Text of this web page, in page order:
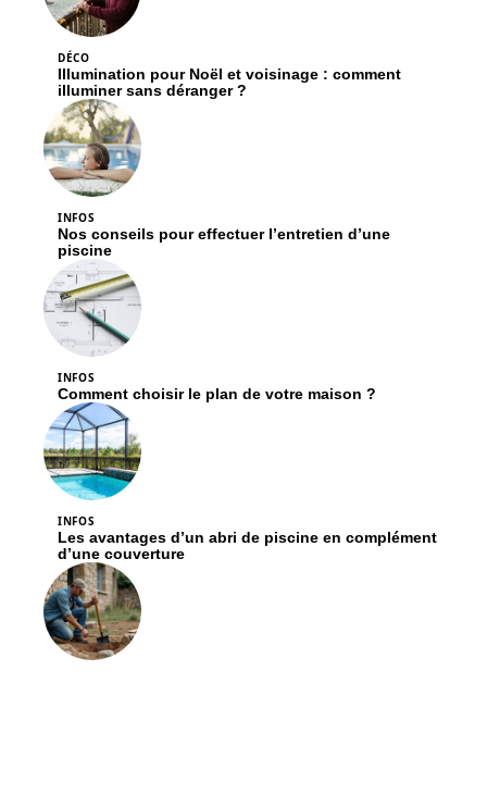
DÉCO
Illumination pour Noël et voisinage : comment
illuminer sans déranger ?
INFOS
Nos conseils pour effectuer l’entretien d’une
piscine
INFOS
Comment choisir le plan de votre maison ?
INFOS
Les avantages d’un abri de piscine en complément
d’une couverture